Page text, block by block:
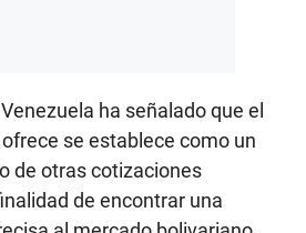
ha señalado que el
se establece como un
de otras cotizaciones
de encontrar una